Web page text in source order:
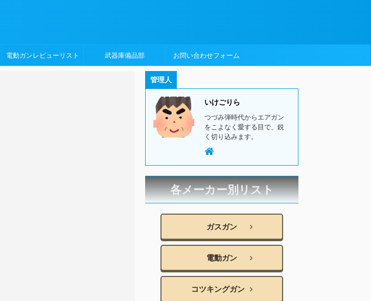
電動ガンレビューリスト 武器庫備品部 お問い合わせフォーム
管理人
いけごりら
つづみ弾時代からエアガン
をこよなく愛する目で、鋭
く切り込みます。
各メーカー別リスト
ガスガン
電動ガン
コツキングガン